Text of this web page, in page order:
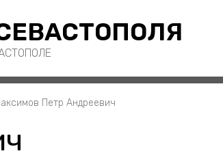
Петр Андреевич